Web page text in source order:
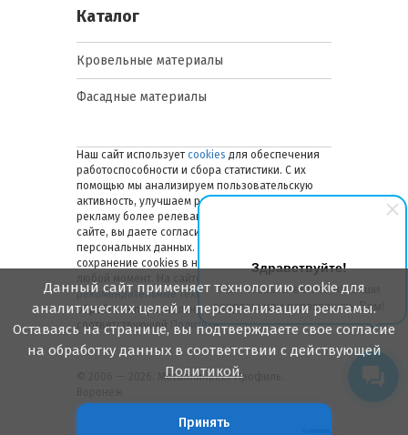
Здравствуйте!
Мы готовы ответить на Ваши
вопросы или перезвонить Вам!
Каталог
Кровельные материалы
Фасадные материалы
Наш сайт использует cookies для обеспечения
работоспособности и сбора статистики. С их
помощью мы анализируем пользовательскую
активность, улучшаем работу сайта и делаем
рекламу более релевантной. Оставаясь на
сайте, вы даете согласие на обработку ваших
персональных данных. Вы можете отключить
сохранение cookies в настройках браузера в
любой момент. На сайте также применяются
рекомендательные технологии. Подробнее об
обработке персональных данных — в
соответствующей
Политике.
© 2006 — 2026. Металлинвест Профиль.
Данный сайт применяет технологию cookie для
аналитических целей и персонализации рекламы.
Оставаясь на странице, вы подтверждаете свое согласие
на обработку данных в соответствии с действующей
Политикой.
Принять